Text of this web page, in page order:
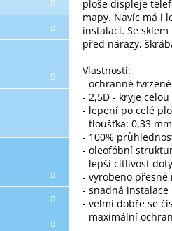
ploše displeje
mapy. Navíc má i
instalaci. Se
před nárazy,
Vlastnosti:
- ochranné
- 2,5D - kryje
- lepení po celé
- tloušťka: 0,33 mm
- 100%
- oleofóbní
- lepší citlivost
- vyrobeno
- snadná
- velmi dobře se
- maximální